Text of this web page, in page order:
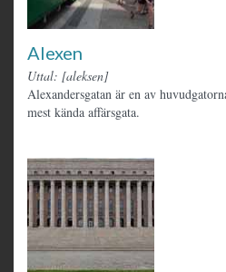
Alexen
Uttal: [aleksen]
Alexandersgatan är en av
mest kända affärsgata.